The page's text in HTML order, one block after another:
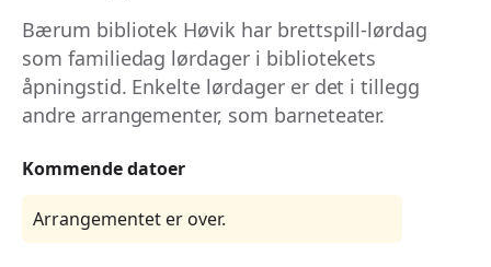
Bærum bibliotek Høvik har brettspill-lørdag
som familiedag lørdager i bibliotekets
åpningstid. Enkelte lørdager er det i tillegg
andre arrangementer, som barneteater.
Kommende datoer
Arrangementet er over.